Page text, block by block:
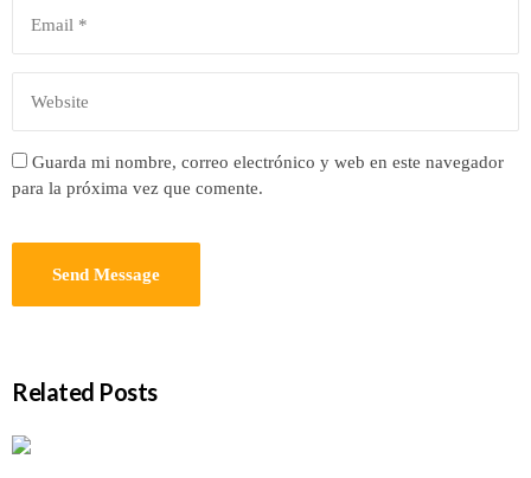
Guarda mi nombre, correo electrónico y web en este navegador
para la próxima vez que comente.
Related Posts